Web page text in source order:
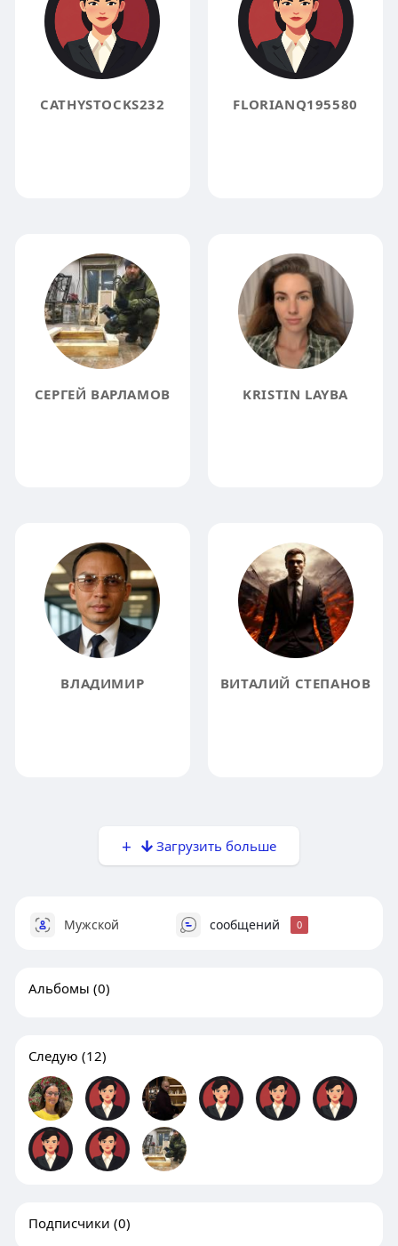
CATHYSTOCKS232 FLORIANQ195580
СЕРГЕЙ ВАРЛАМОВ KRISTIN LAYBA
ВЛАДИМИР ВИТАЛИЙ СТЕПАНОВ
Загрузить больше
Мужской сообщений 0
Альбомы (0)
Следую (12)
Подписчики (0)